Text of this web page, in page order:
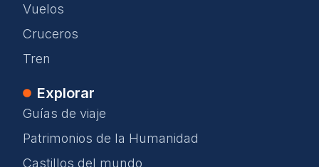
Vuelos
Cruceros
Tren
Explorar
Guías de viaje
Patrimonios de la Humanidad
Castillos del mundo